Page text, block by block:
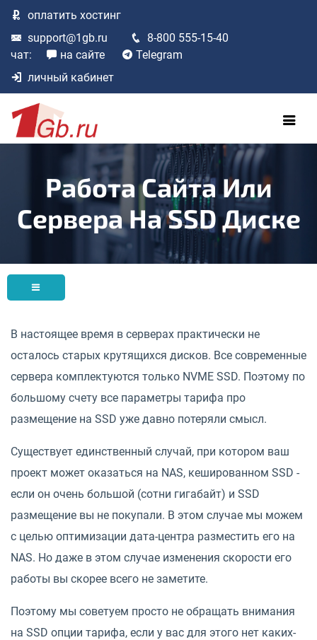
оплатить хостинг
support@1gb.ru
8-800 555-15-40
чат:
на сайте
Telegram
личный кабинет
Работа Сайта Или
Сервера На SSD Диске
В настоящее время в серверах практически не
осталось старых крутящихся дисков. Все современные
сервера комплектуются только NVME SSD. Поэтому по
большому счету все параметры тарифа про
размещение на SSD уже давно потеряли смысл.
Существует единственный случай, при котором ваш
проект может оказаться на NAS, кешированном SSD -
если он очень большой (сотни гигабайт) и SSD
размещение вы не покупали. В этом случае мы можем
с целью оптимизации дата-центра разместить его на
NAS. Но даже в этом случае изменения скорости его
работы вы скорее всего не заметите.
Поэтому мы советуем просто не обращать внимания
на SSD опции тарифа, если у вас для этого нет каких-